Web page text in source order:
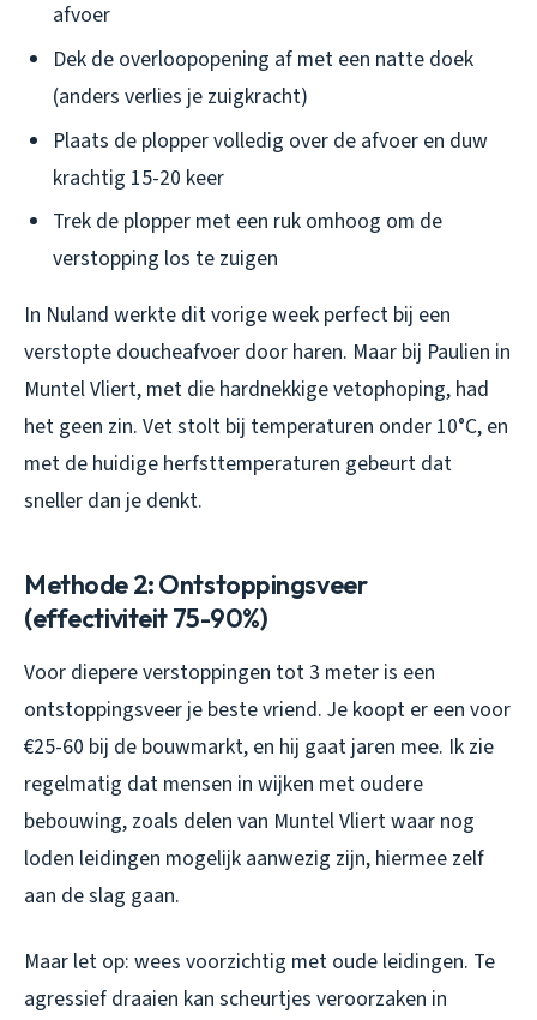
afvoer
Dek de overloopopening af met een natte doek
(anders verlies je zuigkracht)
Plaats de plopper volledig over de afvoer en duw
krachtig 15-20 keer
Trek de plopper met een ruk omhoog om de
verstopping los te zuigen
In Nuland werkte dit vorige week perfect bij een
verstopte doucheafvoer door haren. Maar bij Paulien in
Muntel Vliert, met die hardnekkige vetophoping, had
het geen zin. Vet stolt bij temperaturen onder 10°C, en
met de huidige herfsttemperaturen gebeurt dat
sneller dan je denkt.
Methode 2: Ontstoppingsveer
(effectiviteit 75-90%)
Voor diepere verstoppingen tot 3 meter is een
ontstoppingsveer je beste vriend. Je koopt er een voor
€25-60 bij de bouwmarkt, en hij gaat jaren mee. Ik zie
regelmatig dat mensen in wijken met oudere
bebouwing, zoals delen van Muntel Vliert waar nog
loden leidingen mogelijk aanwezig zijn, hiermee zelf
aan de slag gaan.
Maar let op: wees voorzichtig met oude leidingen. Te
agressief draaien kan scheurtjes veroorzaken in